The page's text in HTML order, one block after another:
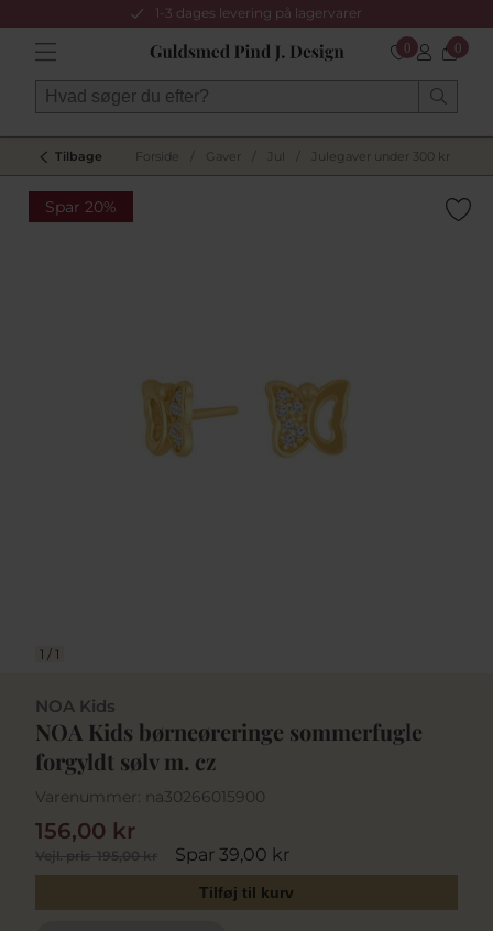
1-3 dages levering på lagervarer
0 0
Tilbage Forside Gaver Jul Julegaver under 300 kr
Spar 20%
1 / 1
NOA Kids
NOA Kids børneøreringe sommerfugle
forgyldt sølv m. cz
Varenummer: na30266015900
Vejl. pris195,00 kr Spar 39,00 kr
156,00 kr
Tilføj til kurv